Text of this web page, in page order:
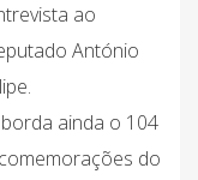
ao
António
ainda o 104
do